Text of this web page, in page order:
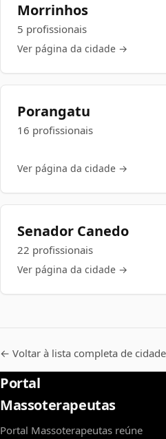
Morrinhos
5 profissionais
Ver página da cidade →
Porangatu
16 profissionais
Ver página da cidade →
Senador Canedo
22 profissionais
Ver página da cidade →
← Voltar à lista completa de
Portal
Massoterapeutas
Portal Massoterapeutas reúne